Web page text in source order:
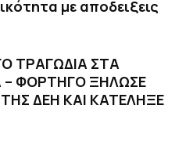
με αποδειξεις
ΤΡΑΓΩΔΙΑ ΣΤΑ
– ΦΟΡΤΗΓΟ ΞΗΛΩΣΕ
ΔΕΗ ΚΑΙ ΚΑΤΕΛΗΞΕ